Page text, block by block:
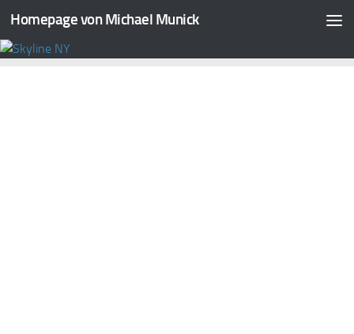
Zum Inhalt springen
Homepage von Michael Munick